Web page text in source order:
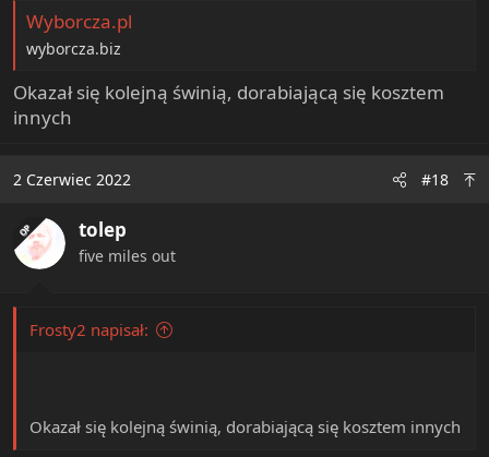
Wyborcza.pl
wyborcza.biz
Okazał się kolejną świnią, dorabiającą się kosztem
innych
2 Czerwiec 2022 #18
OP tolep
five miles out
Frosty2 napisał:
Okazał się kolejną świnią, dorabiającą się kosztem innych